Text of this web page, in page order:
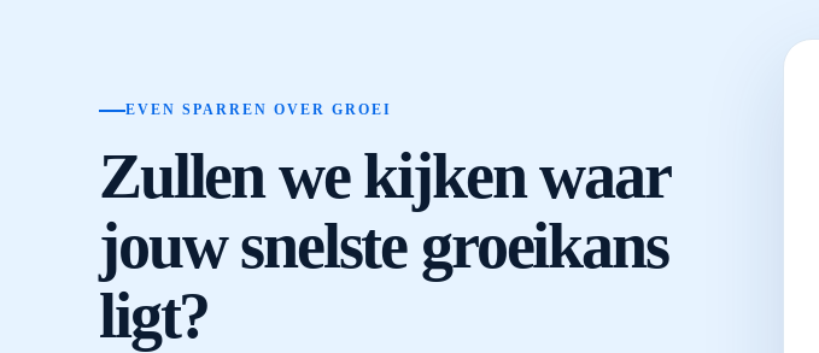
EVEN SPARREN OVER GROEI
Zullen we kijken waar
jouw snelste groeikans
ligt?